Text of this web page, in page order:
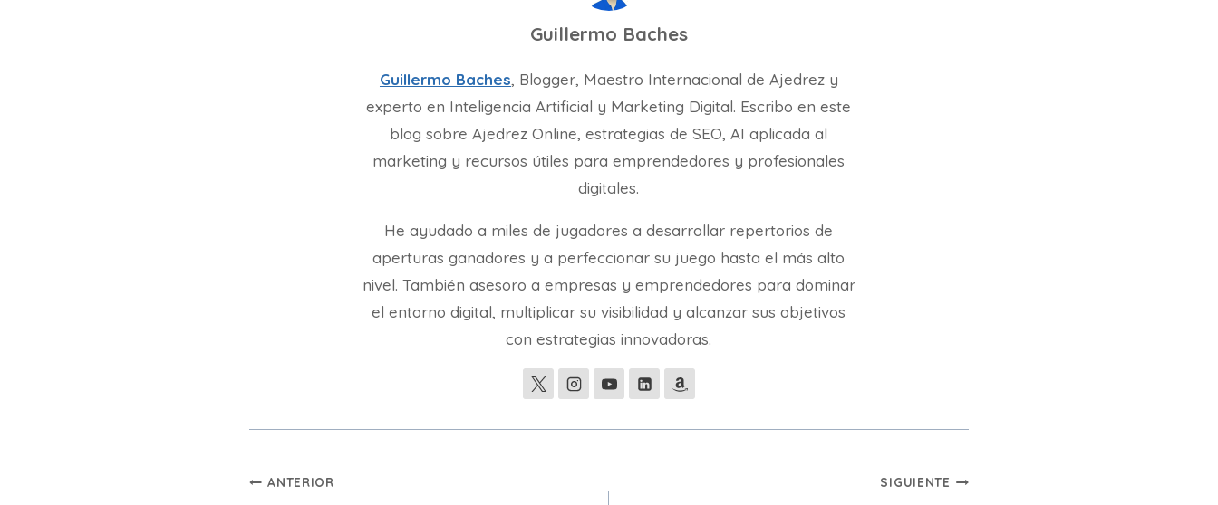
Guillermo Baches
Guillermo Baches, Blogger, Maestro Internacional de Ajedrez y
experto en Inteligencia Artificial y Marketing Digital. Escribo en este
blog sobre Ajedrez Online, estrategias de SEO, AI aplicada al
marketing y recursos útiles para emprendedores y profesionales
digitales.
He ayudado a miles de jugadores a desarrollar repertorios de
aperturas ganadores y a perfeccionar su juego hasta el más alto
nivel. También asesoro a empresas y emprendedores para dominar
el entorno digital, multiplicar su visibilidad y alcanzar sus objetivos
con estrategias innovadoras.
Navegación
ANTERIOR SIGUIENTE